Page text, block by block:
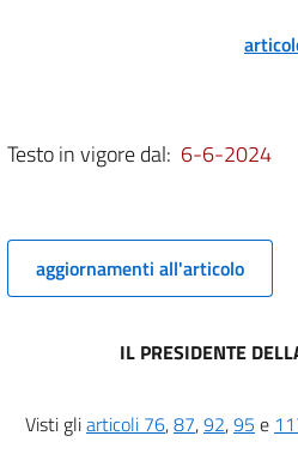
Inconferibilità di incarichi a
Capo IV
politico
6
7
Incompatibilità tra incarichi nelle
Testo in vigore dal: 6-6-2024
aggiornamenti all'articolo
IL PRESIDENTE
Visti gliarticoli 76,87,92,95 e